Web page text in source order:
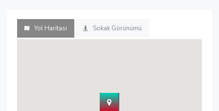
Yol Haritası Sokak Görünümü